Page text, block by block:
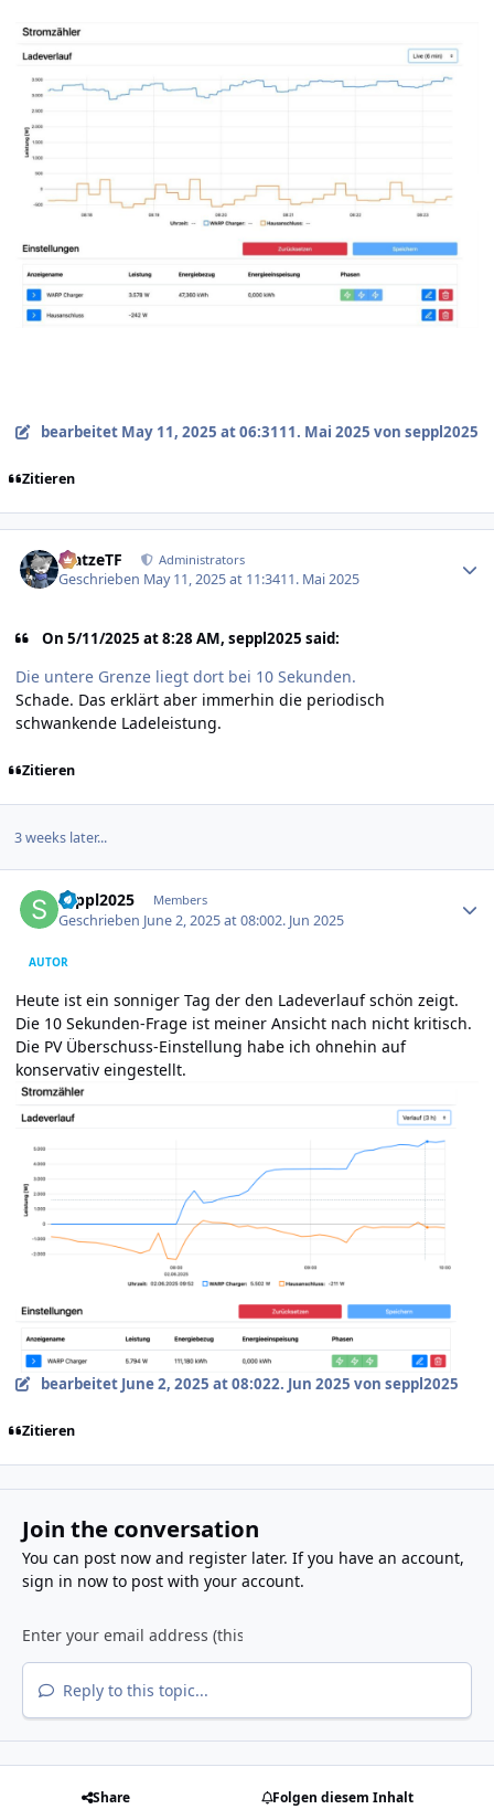
bearbeitet May 11, 2025 at 06:3111. Mai 2025 von seppl2025
Zitieren
MatzeTF Administrators
Geschrieben May 11, 2025 at 11:3411. Mai 2025
On 5/11/2025 at 8:28 AM, seppl2025 said:
Die untere Grenze liegt dort bei 10 Sekunden.
Schade. Das erklärt aber immerhin die periodisch
schwankende Ladeleistung.
Zitieren
3 weeks later...
seppl2025 Members
Geschrieben June 2, 2025 at 08:002. Jun 2025
AUTOR
Heute ist ein sonniger Tag der den Ladeverlauf schön zeigt.
Die 10 Sekunden-Frage ist meiner Ansicht nach nicht kritisch.
Die PV Überschuss-Einstellung habe ich ohnehin auf
konservativ eingestellt.
bearbeitet June 2, 2025 at 08:022. Jun 2025 von seppl2025
Zitieren
Join the conversation
You can post now and register later. If you have an account,
sign in nowto post with your account.
Reply to this topic...
Share Folgen diesem Inhalt